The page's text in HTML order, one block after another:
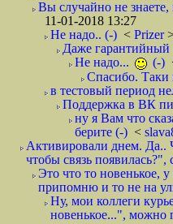
Вы случайно не
11-01-2018 13:27
Не надо.. (-) < Prizer
Даже гарантийный
Не надо...
(-)
Спасибо. Таки
в тестовый период
Поддержка в ВК
ну я Вам что
берите (-) <
Активировали днем. Да..
чтобы связь
Это что то новенькое,
припомню и то не на
Ну, мои коллеги
новенькое...", можно